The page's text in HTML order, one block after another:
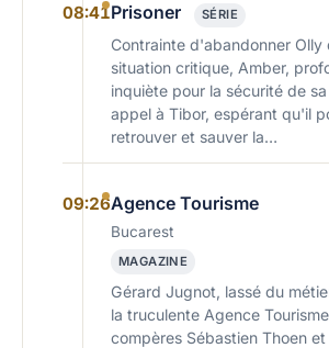
08:41Prisoner SÉRIE
Contrainte d'abandonner Olly
situation critique, Amber,
inquiète pour la sécurité de
appel à Tibor, espérant qu'il
retrouver et sauver la…
09:26Agence Tourisme
Bucarest
MAGAZINE
Gérard Jugnot, lassé du
la truculente Agence
compères Sébastien Thoen